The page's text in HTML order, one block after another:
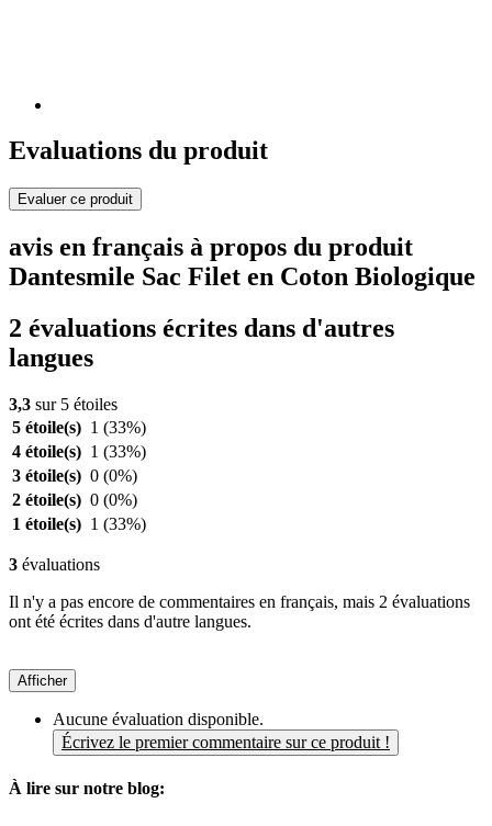
Evaluations du produit
Evaluer ce produit
avis en français à propos du produit
Dantesmile Sac Filet en Coton Biologique
2 évaluations écrites dans d'autres
langues
3,3 sur 5 étoiles
5 étoile(s) 1 (33%)
4 étoile(s) 1 (33%)
3 étoile(s) 0 (0%)
2 étoile(s) 0 (0%)
1 étoile(s) 1 (33%)
3 évaluations
Il n'y a pas encore de commentaires en français, mais 2 évaluations
ont été écrites dans d'autre langues.
Afficher
Aucune évaluation disponible.
Écrivez le premier commentaire sur ce produit !
À lire sur notre blog: